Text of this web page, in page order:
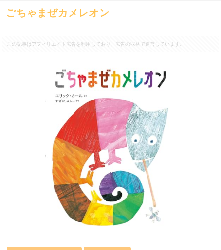
ごちゃまぜカメレオン
この記事はアフィリエイト広告を利用しており、広告の収益で運営しています。